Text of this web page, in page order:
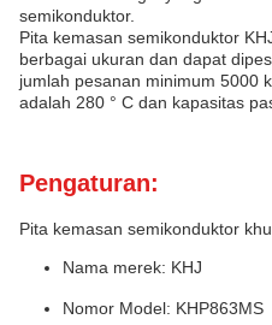
semikonduktor.
Pita kemasan semikonduktor
berbagai ukuran dan dapat
jumlah pesanan minimum 5000
adalah 280 ° C dan kapasitas
Pengaturan:
Pita kemasan semikonduktor
Nama merek: KHJ
Nomor Model: KHP863MS